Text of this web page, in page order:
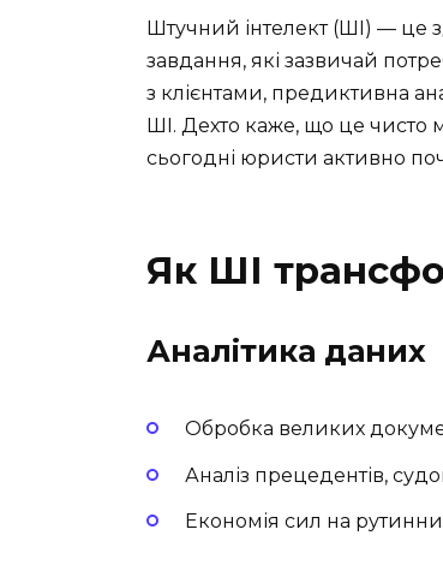
Штучний інтелект (ШІ) — це
завдання, які зазвичай
з клієнтами, предиктивна
ШІ. Дехто каже, що це чисто
сьогодні юристи активно
Як ШІ
Аналітика даних
Обробка великих
Аналіз прецедентів,
Економія сил на